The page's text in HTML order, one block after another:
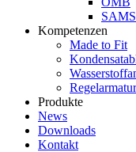
Kompetenzen
Made to Fit
Produkte
News
Downloads
Kontakt